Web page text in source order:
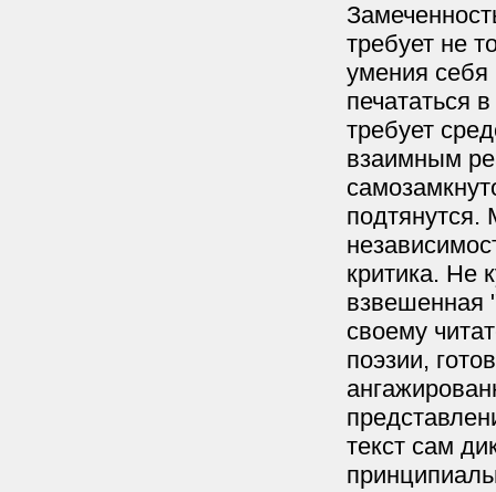
требует не
умения
печататься
требует
взаимным
критика. Не
взвешенная
своему
поэзии,
текст сам